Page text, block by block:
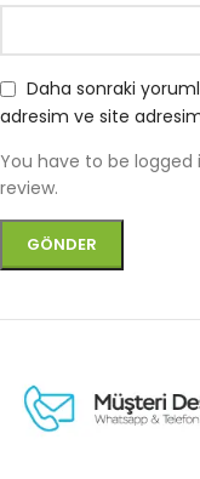
Daha sonraki
adresim ve site
You have to be
review.